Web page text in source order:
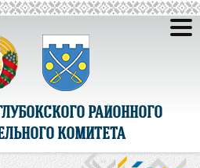
РАЙОННОГО
КОМИТЕТА